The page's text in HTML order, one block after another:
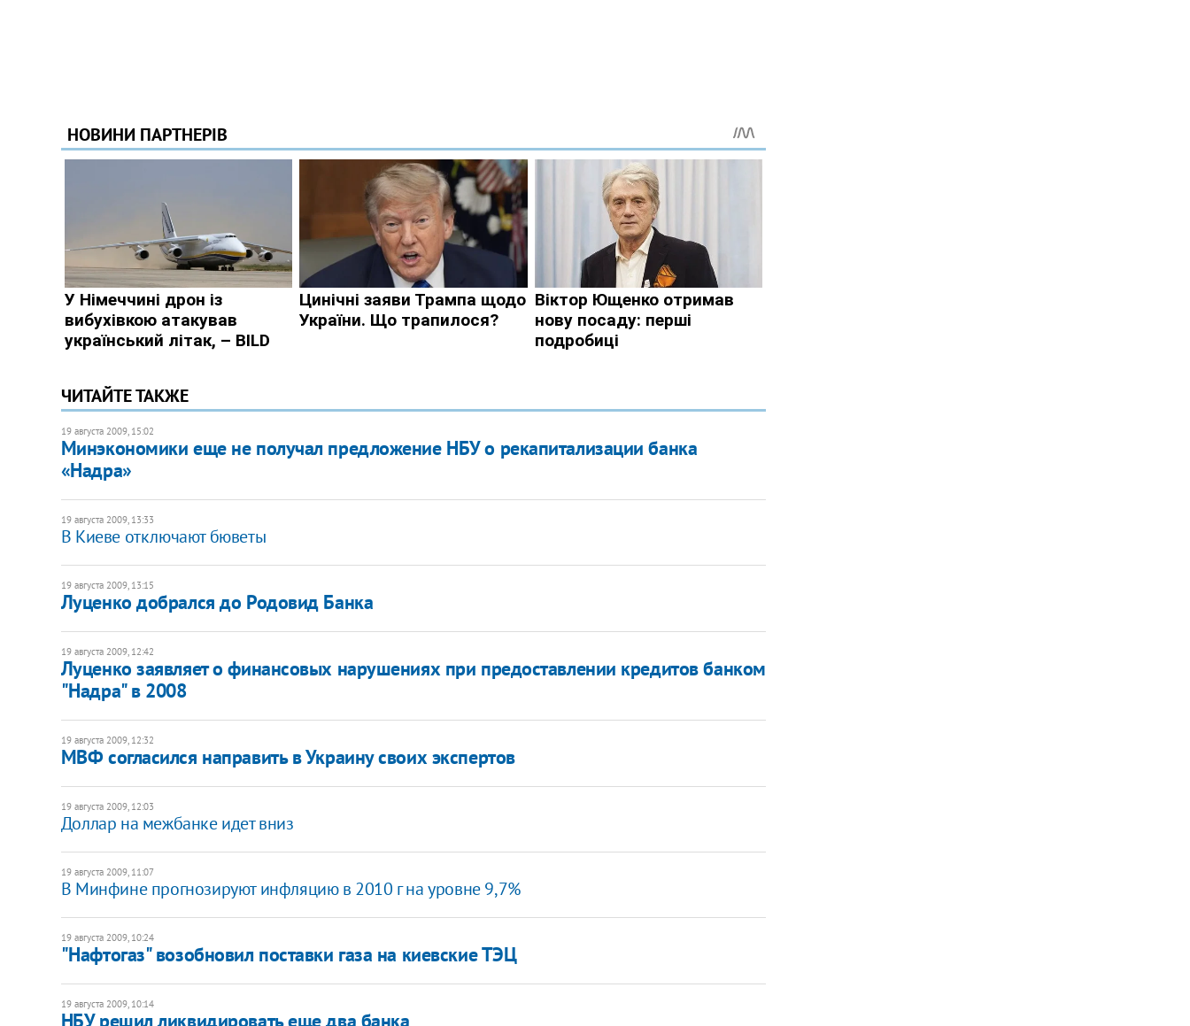
ЧИТАЙТЕ ТАКЖЕ
19 августа 2009, 15:02
Минэкономики еще не получал предложение НБУ о рекапитализации банка
«Надра»
19 августа 2009, 13:33
В Киеве отключают бюветы
19 августа 2009, 13:15
Луценко добрался до Родовид Банка
19 августа 2009, 12:42
Луценко заявляет о финансовых нарушениях при предоставлении кредитов банком
"Надра" в 2008
19 августа 2009, 12:32
МВФ согласился направить в Украину своих экспертов
19 августа 2009, 12:03
Доллар на межбанке идет вниз
19 августа 2009, 11:07
В Минфине прогнозируют инфляцию в 2010 г на уровне 9,7%
19 августа 2009, 10:24
"Нафтогаз" возобновил поставки газа на киевские ТЭЦ
19 августа 2009, 10:14
НБУ решил ликвидировать еще два банка